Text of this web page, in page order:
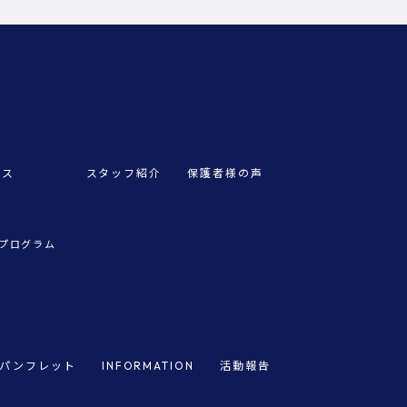
ログラム
スタッフ紹介 保護者様の声
パンフレット INFORMATION 活動報告